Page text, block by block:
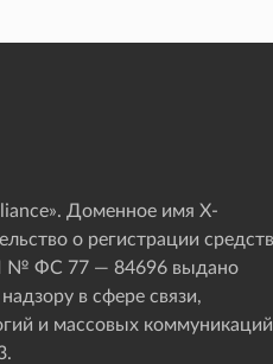
Доменное имя X-
о регистрации
№ ФС 77 — 84696 выдано
в сфере связи,
и массовых коммуникаций